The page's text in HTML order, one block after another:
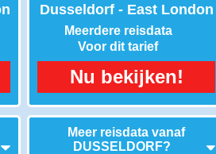
Dusseldorf - East London
Meerdere reisdata
Voor dit tarief
Nu bekijken!
Meer reisdata vanaf
DUSSELDORF?